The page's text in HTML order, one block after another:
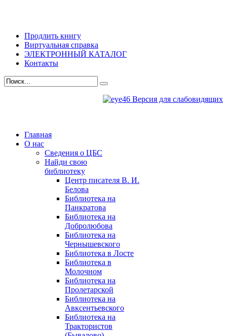
Продлить книгу
Виртуальная справка
ЭЛЕКТРОННЫЙ КАТАЛОГ
Контакты
Версия для слабовидящих
Главная
О нас
Сведения о ЦБС
Найди свою
библиотеку
Центр писателя В. И.
Белова
Библиотека на
Панкратова
Библиотека на
Добролюбова
Библиотека на
Чернышевского
Библиотека в Лосте
Библиотека в
Молочном
Библиотека на
Пролетарской
Библиотека на
Авксентьевского
Библиотека на
Трактористов